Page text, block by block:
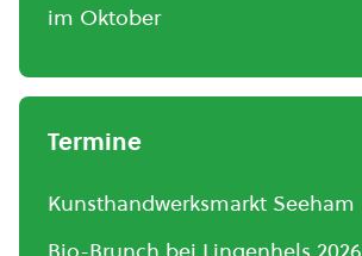
im Oktober
Termine
Kunsthandwerksmarkt Seeham